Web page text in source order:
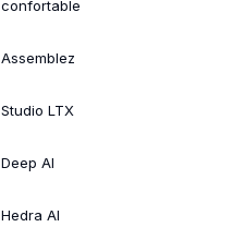
confortable
Assemblez
Studio LTX
Deep AI
Hedra AI